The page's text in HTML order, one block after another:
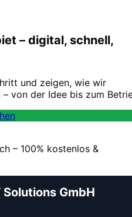
– digital, schnell,
und zeigen, wie wir
von der Idee bis zum
– 100% kostenlos &
GmbH